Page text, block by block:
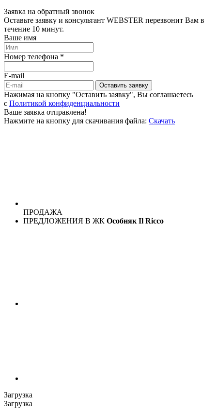
Заявка на обратный звонок
Оставьте заявку и консультант WEBSTER перезвонит Вам в
течение 10 минут.
Ваше имя
Номер телефона *
E-mail
Оставить заявку
Нажимая на кнопку "Оставить заявку", Вы соглашаетесь
c Политикой конфиденциальности
Ваше заявка отправлена!
Нажмите на кнопку для скачивания файла: Скачать
ПРОДАЖА
ПРЕДЛОЖЕНИЯ В ЖК Особняк Il Ricco
Загрузка
Загрузка